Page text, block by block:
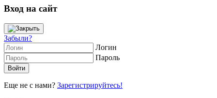
Вход на сайт
Забыли?
Логин
Пароль
Еще не с нами? Зарегистрируйтесь!